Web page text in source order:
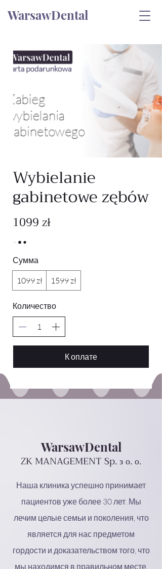
WarsawDental
Wybielanie
gabinetowe zębów
1099 zł
Сумма
1099 zł
1599 zł
Количество
К оплате
WarsawDental
ZK MANAGEMENT Sp. з о. о.
Наша клиника успешно принимает
пациентов уже более 30 лет. Мы
лечим целые семьи и поколения, что
является для нас предметом
гордости и доказательством того, что
мы находимся в правильном месте.